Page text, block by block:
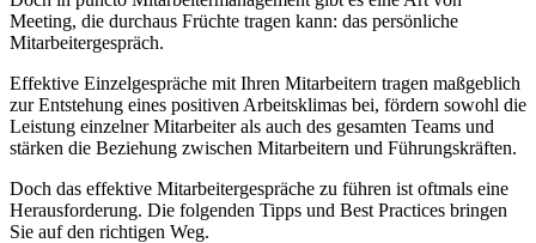
Meeting, die durchaus Früchte tragen kann: das persönliche
Mitarbeitergespräch.
Effektive Einzelgespräche mit Ihren Mitarbeitern tragen maßgeblich
zur Entstehung eines positiven Arbeitsklimas bei, fördern sowohl die
Leistung einzelner Mitarbeiter als auch des gesamten Teams und
stärken die Beziehung zwischen Mitarbeitern und Führungskräften.
Doch das effektive Mitarbeitergespräche zu führen ist oftmals eine
Herausforderung. Die folgenden Tipps und Best Practices bringen
Sie auf den richtigen Weg.